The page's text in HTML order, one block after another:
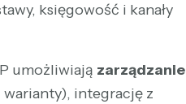
księgowość i kanały
umożliwiają zarządzanie
integrację z